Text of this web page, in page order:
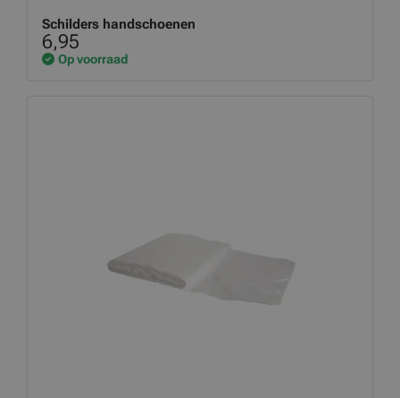
Schilders handschoenen
6,95
Op voorraad